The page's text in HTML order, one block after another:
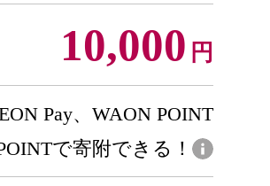
10,000 円
Pay、WAON POINT
で寄附できる！